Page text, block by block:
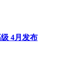
4月发布